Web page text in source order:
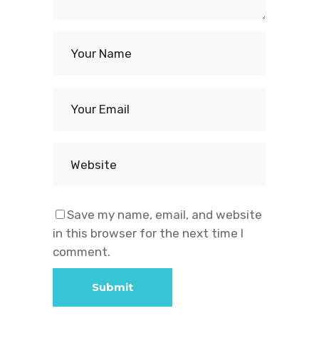
Save my name, email, and website
in this browser for the next time I
comment.